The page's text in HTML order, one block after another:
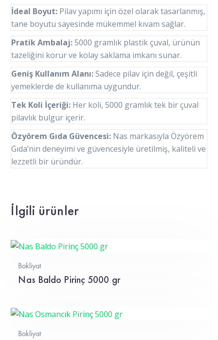
İdeal Boyut: Pilav yapımı için özel olarak tasarlanmış,
tane boyutu sayesinde mükemmel kıvam sağlar.
Pratik Ambalaj:5000 gramlık plastik çuval, ürünün
tazeliğini korur ve kolay saklama imkanı sunar.
Geniş Kullanım Alanı:Sadece pilav için değil, çeşitli
yemeklerde de kullanıma uygundur.
Tek Koli İçeriği: Her koli, 5000 gramlık tek bir çuval
pilavlık bulgur içerir.
Özyörem Gıda Güvencesi: Nas markasıyla Özyörem
Gıda’nın deneyimi ve güvencesiyle üretilmiş, kaliteli ve
lezzetli bir üründür.
İlgili ürünler
Bakliyat
Nas Baldo Pirinç 5000 gr
Bakliyat